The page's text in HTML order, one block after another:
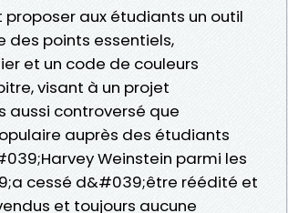
aux étudiants un outil
des points essentiels,
et un code de couleurs
visant à un projet
aussi controversé que
auprès des étudiants
Weinstein parmi les
cessé d&#039;être réédité et
et toujours aucune